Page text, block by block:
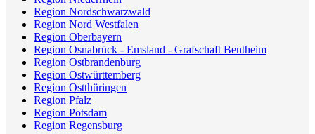
Region Nordschwarzwald
Region Nord Westfalen
Region Oberbayern
Region Osnabrück - Emsland - Grafschaft Bentheim
Region Ostbrandenburg
Region Ostwürttemberg
Region Ostthüringen
Region Pfalz
Region Potsdam
Region Regensburg